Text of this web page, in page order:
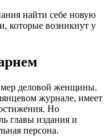
найти себе новую
которые возникнут у
деловой женщины.
журнале, имеет
Но
главы издания и
персона.